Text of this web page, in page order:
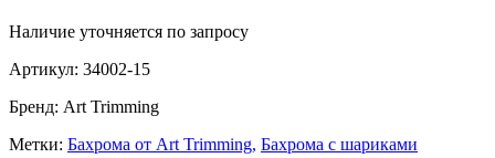
Наличие уточняется по запросу
Артикул: 34002-15
Бренд: Art Trimming
Метки: Бахрома от Art Trimming, Бахрома с шариками